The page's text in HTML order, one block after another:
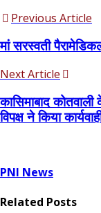
Previous Article
मां सरस्वती
Next Article
कासिमाबाद
विपक्ष ने किया
PNI News
Related Posts